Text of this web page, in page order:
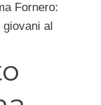
Fornero:
al